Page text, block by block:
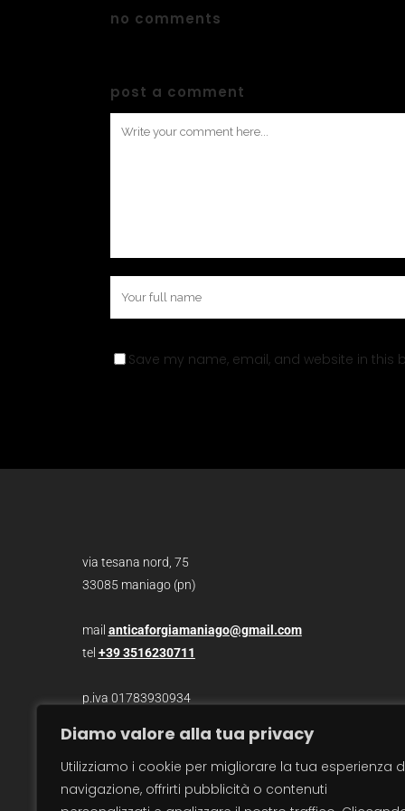
Diamo valore alla tua privacy
Utilizziamo i cookie per migliorare la tua esperienza
navigazione, offrirti pubblicità o contenuti
no comments
post a comment
Save my name, email, and website in this
via tesana nord, 75
33085 maniago (pn)
mail anticaforgiamaniago@gmail.com
tel +39 3516230711
p.iva 01783930934
photo /christian bazzo
photo /roberto zanzot
video /max barbot